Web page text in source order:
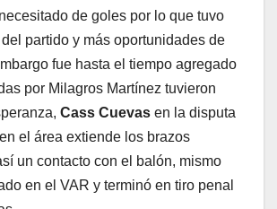
de goles por lo que tuvo
partido y más oportunidades de
fue hasta el tiempo agregado
por Milagros Martínez tuvieron
Cass Cuevas en la disputa
el área extiende los brazos
un contacto con el balón, mismo
en el VAR y terminó en tiro penal